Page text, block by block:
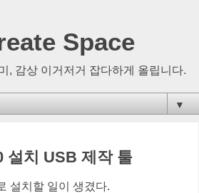
Space
, 감상 이거저거 잡다하게 올립니다.
▼
설치 USB 제작 툴
설치할 일이 생겼다.